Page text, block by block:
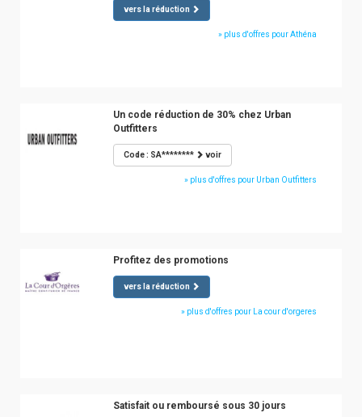
vers la réduction
» plus d'offres pour Athéna
Un code réduction de 30% chez Urban
Outfitters
Code : SA******** voir
» plus d'offres pour Urban Outfitters
Profitez des promotions
vers la réduction
» plus d'offres pour La cour d'orgeres
Satisfait ou remboursé sous 30 jours